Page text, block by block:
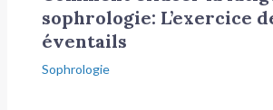
sophrologie: L’exercice
éventails
Sophrologie